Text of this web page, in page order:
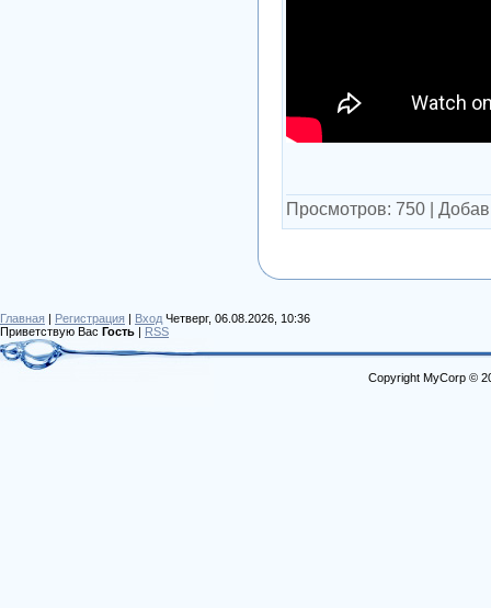
Просмотров: 750 |
Главная | Регистрация | Вход Четверг, 06.08.2026, 10:36
Приветствую Вас Гость | RSS
Copyright MyCorp ©